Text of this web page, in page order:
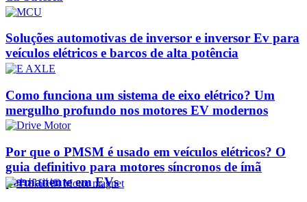
Soluções automotivas de inversor e inversor Ev para
veículos elétricos e barcos de alta potência
Como funciona um sistema de eixo elétrico? Um
mergulho profundo nos motores EV modernos
Por que o PMSM é usado em veículos elétricos? O
guia definitivo para motores síncronos de ímã
permanente em EVs